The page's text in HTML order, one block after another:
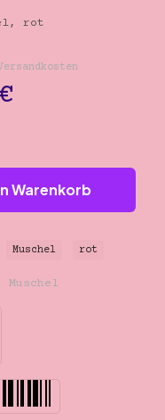
rot
€
Warenkorb
Muschel
Muschel rot